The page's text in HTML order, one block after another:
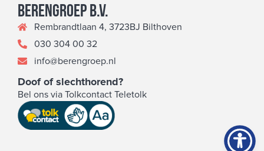
Berengroep b.v.
Rembrandtlaan 4, 3723BJ Bilthoven
030 304 00 32
info@berengroep.nl
Doof of slechthorend?
Bel ons via Tolkcontact Teletolk